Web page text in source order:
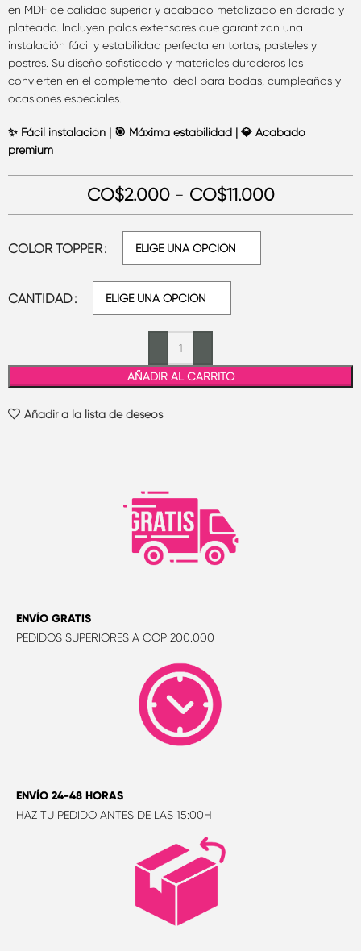
en MDF de calidad superior y acabado metalizado en dorado y
plateado. Incluyen palos extensores que garantizan una
instalación fácil y estabilidad perfecta en tortas, pasteles y
postres. Su diseño sofisticado y materiales duraderos los
convierten en el complemento ideal para bodas, cumpleaños y
ocasiones especiales.
✨ Fácil instalación | 🎯 Máxima estabilidad | 💎 Acabado
premium
CO$2.000 - CO$11.000
COLOR TOPPER
CANTIDAD
AÑADIR AL CARRITO
Añadir a la lista de deseos
ENVÍO GRATIS
PEDIDOS SUPERIORES A COP 200.000
ENVÍO 24-48 HORAS
HAZ TU PEDIDO ANTES DE LAS 15:00H